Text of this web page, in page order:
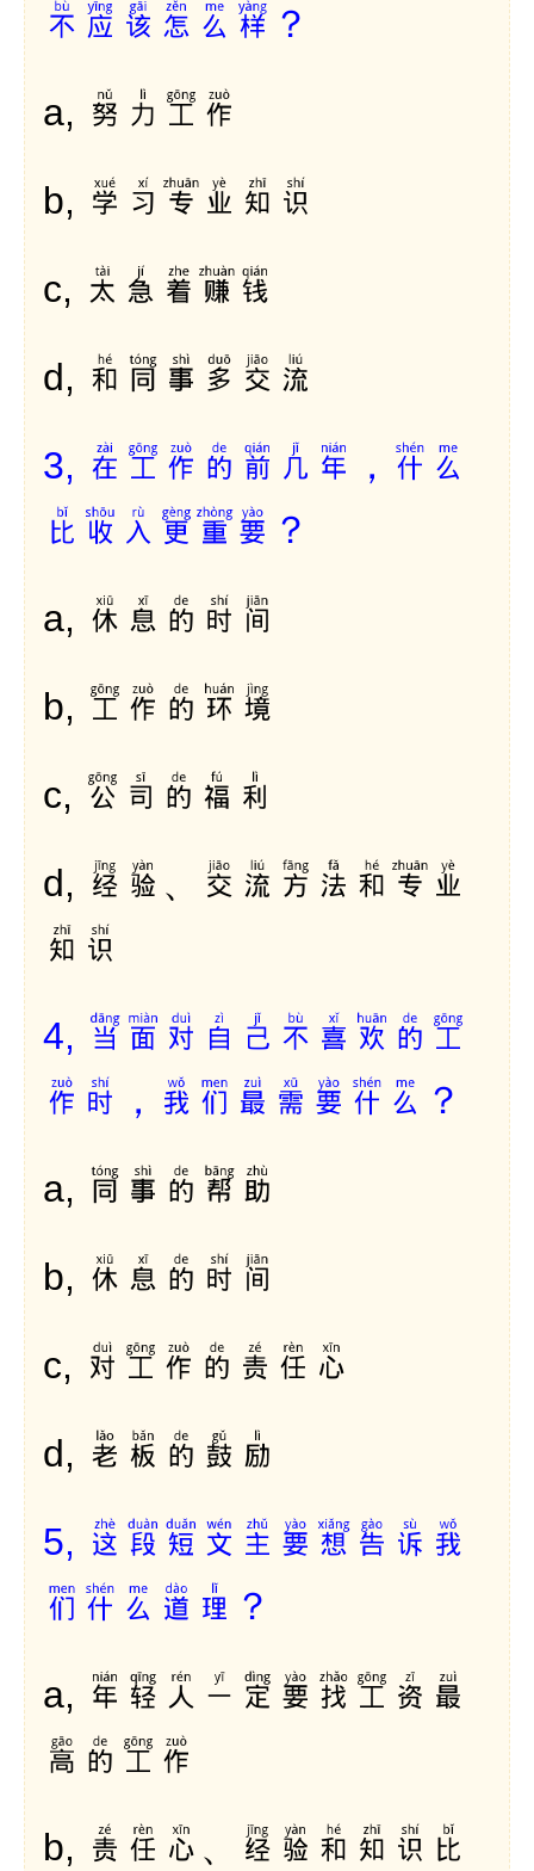
不应该怎么样？
a, 努力工作
b, 学习专业知识
c, 太急着赚钱
d, 和同事多交流
3, 在工作的前几年，什么
比收入更重要？
a, 休息的时间
b, 工作的环境
c, 公司的福利
d, 经验、交流方法和专业
知识
4, 当面对自己不喜欢的工
作时，我们最需要什么？
a, 同事的帮助
b, 休息的时间
c, 对工作的责任心
d, 老板的鼓励
5, 这段短文主要想告诉我
们什么道理？
a, 年轻人一定要找工资最
高的工作
b, 责任心、经验和知识比